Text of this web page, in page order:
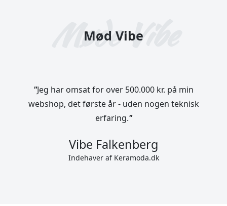
Mød Vibe
"Jeg har omsat for over 500.000 kr. på min
webshop, det første år - uden nogen teknisk
erfaring."
Vibe Falkenberg
Indehaver af Keramoda.dk